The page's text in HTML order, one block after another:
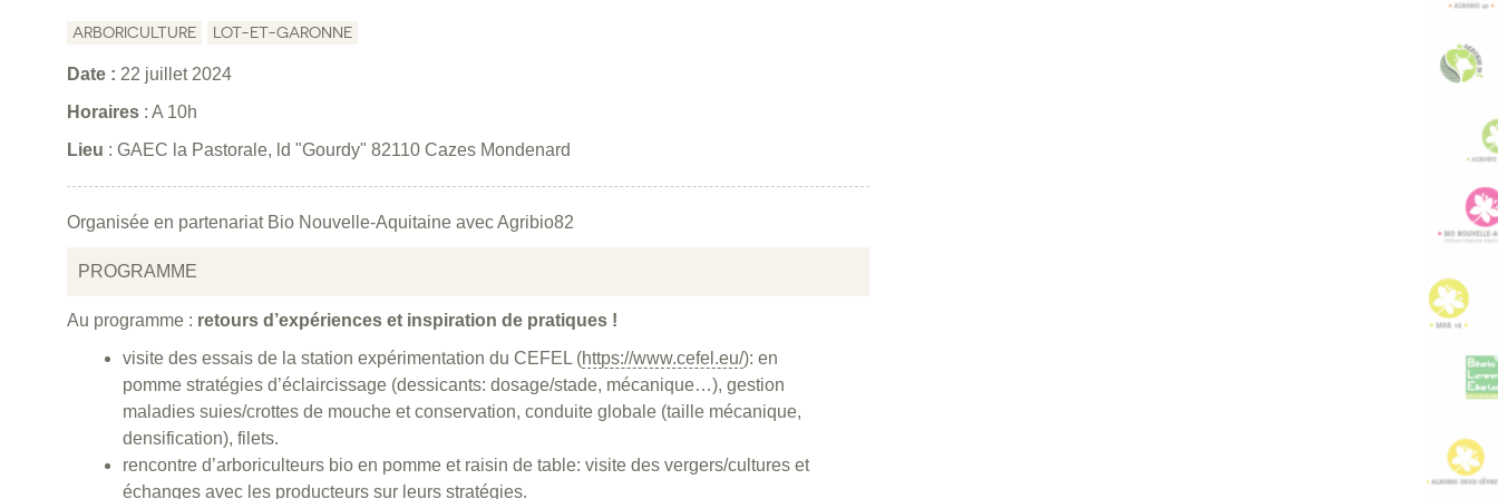
ARBORICULTURE LOT-ET-GARONNE
Date : 22 juillet 2024
Horaires : A 10h
Lieu : GAEC la Pastorale, ld "Gourdy" 82110 Cazes Mondenard
Organisée en partenariat Bio Nouvelle-Aquitaine avec Agribio82
PROGRAMME
Au programme : retours d’expériences et inspiration de pratiques !
visite des essais de la station expérimentation du CEFEL (https://www.cefel.eu/): en
pomme stratégies d’éclaircissage (dessicants: dosage/stade, mécanique…), gestion
maladies suies/crottes de mouche et conservation, conduite globale (taille mécanique,
densification), filets.
rencontre d’arboriculteurs bio en pomme et raisin de table: visite des vergers/cultures et
échanges avec les producteurs sur leurs stratégies.